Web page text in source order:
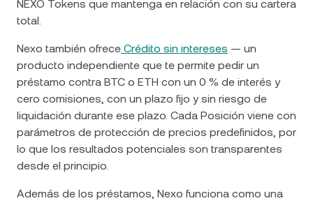
NEXO Tokens que mantenga en relación con su cartera
total.
Nexo también ofrece Crédito sin intereses — un
producto independiente que te permite pedir un
préstamo contra BTC o ETH con un 0 % de interés y
cero comisiones, con un plazo fijo y sin riesgo de
liquidación durante ese plazo. Cada Posición viene con
parámetros de protección de precios predefinidos, por
lo que los resultados potenciales son transparentes
desde el principio.
Además de los préstamos, Nexo funciona como una